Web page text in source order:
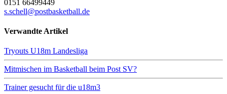
0151 66499449
s.schell@postbasketball.de
Verwandte Artikel
Tryouts U18m Landesliga
Mitmischen im Basketball beim Post SV?
Trainer gesucht für die u18m3